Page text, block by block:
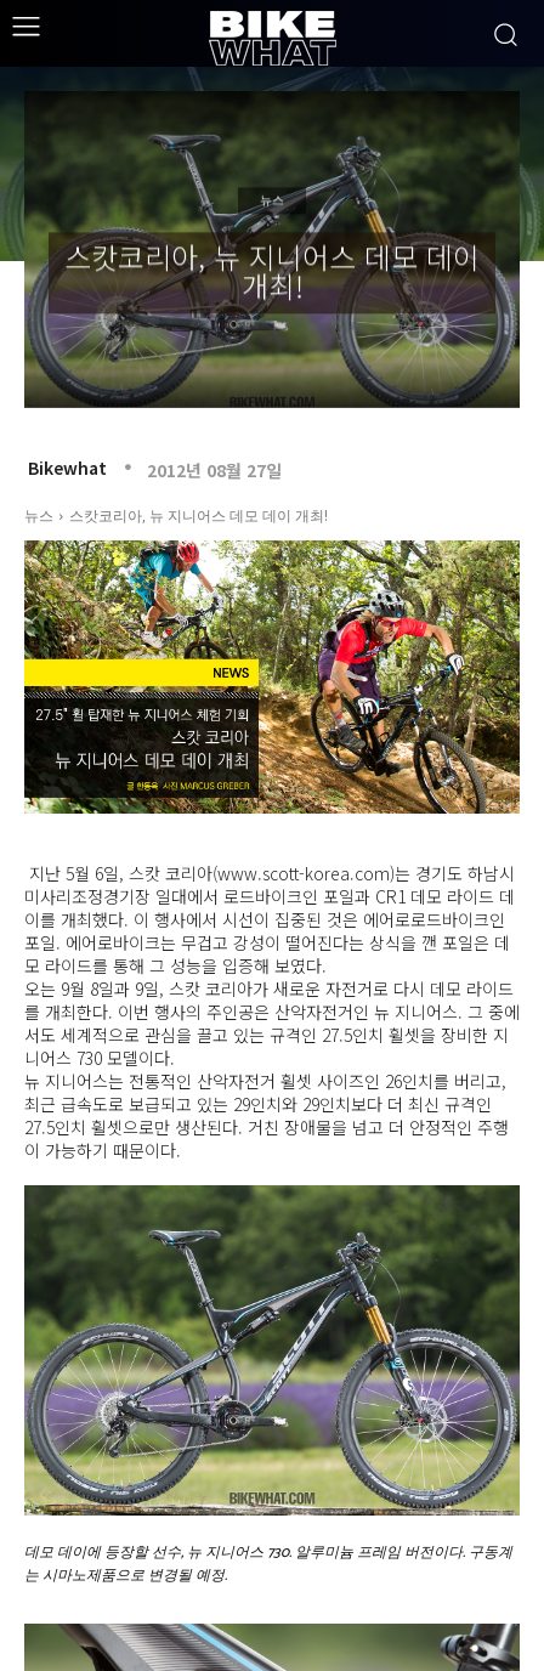
뉴스
스캇코리아, 뉴 지니어스 데모 데이
개최!
Bikewhat 2012년 08월 27일
뉴스 스캇코리아, 뉴 지니어스 데모 데이 개최!
지난 5월 6일, 스캇 코리아(www.scott-korea.com)는 경기도 하남시
미사리조정경기장 일대에서 로드바이크인 포일과 CR1 데모 라이드 데
이를 개최했다. 이 행사에서 시선이 집중된 것은 에어로로드바이크인
포일. 에어로바이크는 무겁고 강성이 떨어진다는 상식을 깬 포일은 데
모 라이드를 통해 그 성능을 입증해 보였다.
오는 9월 8일과 9일, 스캇 코리아가 새로운 자전거로 다시 데모 라이드
를 개최한다. 이번 행사의 주인공은 산악자전거인 뉴 지니어스. 그 중에
서도 세계적으로 관심을 끌고 있는 규격인 27.5인치 휠셋을 장비한 지
니어스 730 모델이다.
뉴 지니어스는 전통적인 산악자전거 휠셋 사이즈인 26인치를 버리고,
최근 급속도로 보급되고 있는 29인치와 29인치보다 더 최신 규격인
27.5인치 휠셋으로만 생산된다. 거친 장애물을 넘고 더 안정적인 주행
이 가능하기 때문이다.
데모 데이에 등장할 선수, 뉴 지니어스 730. 알루미늄 프레임 버전이다. 구동계
는 시마노제품으로 변경될 예정.